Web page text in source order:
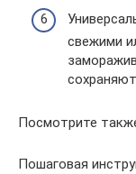
свежими
Посмотрите
Пошаговая